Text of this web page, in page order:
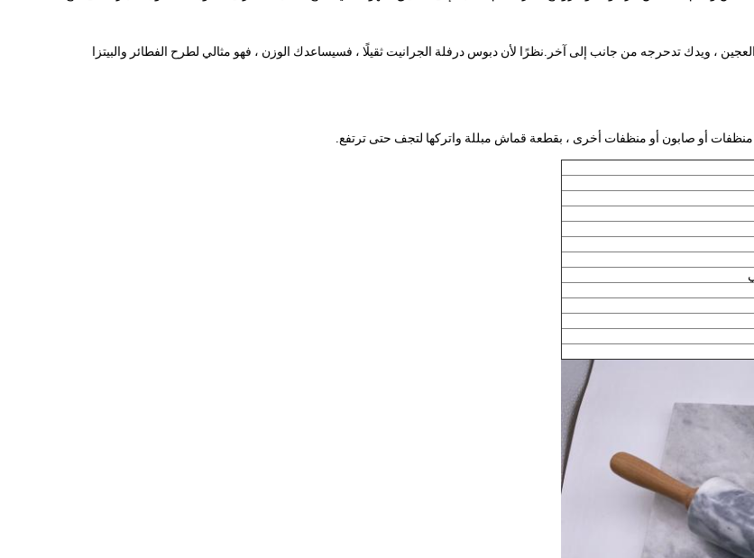
، ويدك تدحرجه من جانب إلى آخر.نظرًا لأن دبوس درفلة الجرانيت ثقيلًا ، فسيساعدك الوزن ، فهو مثالي لطرح الفطائر والبيتزا
أو صابون أو منظفات أخرى ، بقطعة قماش مبللة واتركها لتجف حتى ترتفع.